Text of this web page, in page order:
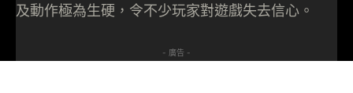
及動作極為生硬，令不少玩家對遊戲失去信心。
- 廣告 -